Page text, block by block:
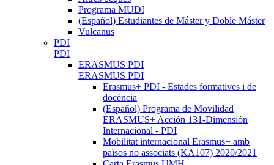
Programa MUDI
(Español) Estudiantes de Máster y Doble Máster
Vulcanus
PDI
PDI
ERASMUS PDI
ERASMUS PDI
Erasmus+ PDI - Estades formatives i de
docència
(Español) Programa de Movilidad
ERASMUS+ Acción 131-Dimensión
Internacional - PDI
Mobilitat internacional Erasmus+ amb
països no associats (KA107) 2020/2021